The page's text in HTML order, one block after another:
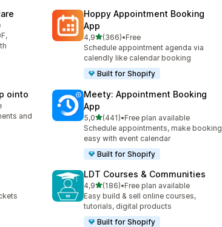
Hoppy Appointment Booking
App
4,95 yıldız üzerinden
(366)
toplam 366 değerlendirme
•Free
Schedule appointment agenda via
calendly like calendar booking
Built for Shopify
ointo
and
Meety: Appointment Booking
App
5,05 yıldız üzerinden
(441)
toplam 441 değerlendirme
•Free plan available
Schedule appointments, make booking
easy with event calendar
Built for Shopify
LDT Courses & Communities
4,95 yıldız üzerinden
(186)
toplam 186 değerlendirme
•Free plan available
Easy build & sell online courses,
tutorials, digital products
Built for Shopify